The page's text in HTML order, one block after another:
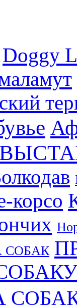
Doggy
корсо
СОБАК